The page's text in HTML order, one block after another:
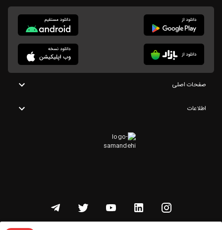
صفحات اصلی
اطلاعات